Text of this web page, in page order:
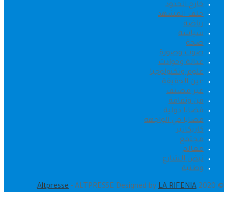
خارج الحدود
خلف المشهد
رياضة
سياسة
صحة
صوت وصورة
عدالة وحوادث
علوم وتكنولوجيا
عين الحقيقة
غير مصنف
فن وثقافة
قضايا دولية
قضايا في الواجهة
كاريكاتير
مجتمع
معالم
نبض الشارع
وطنية
© 2020
Altpresse - ALTPRESSE Designed by LA RIFENIA
.